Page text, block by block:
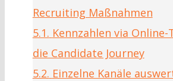
Recruiting Maßnahmen
5.1. Kennzahlen via Online-
die Candidate Journey
5.2. Einzelne Kanäle